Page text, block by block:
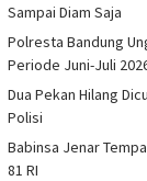
Sampai Diam Saja
Polresta Bandung
Periode Juni-Juli
Dua Pekan Hilang
Polisi
Babinsa Jenar
81 RI